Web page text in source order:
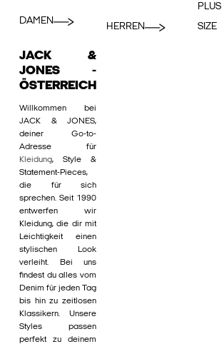
DAMEN
HERREN
PLUS
SIZE
JACK &
JONES -
ÖSTERREICH
Willkommen bei
JACK & JONES,
deiner Go-to-
Adresse für
Kleidung, Style &
Statement-Pieces,
die für sich
sprechen. Seit 1990
entwerfen wir
Kleidung, die dir mit
Leichtigkeit einen
stylischen Look
verleiht. Bei uns
findest du alles vom
Denim für jeden Tag
bis hin zu zeitlosen
Klassikern. Unsere
Styles passen
perfekt zu deinem